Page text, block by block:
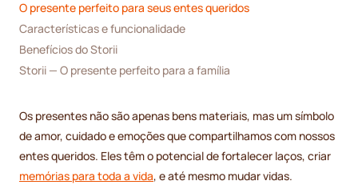
O presente perfeito para seus entes queridos
Características e funcionalidade
Benefícios do Storii
Storii — O presente perfeito para a família
Os presentes não são apenas bens materiais, mas um símbolo
de amor, cuidado e emoções que compartilhamos com nossos
entes queridos. Eles têm o potencial de fortalecer laços, criar
memórias para toda a vida, e até mesmo mudar vidas.